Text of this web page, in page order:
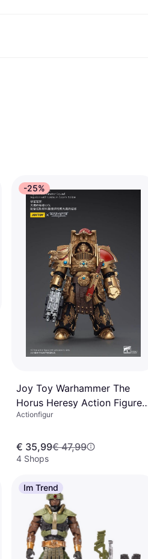
Cashback
vergleiche Preise
& Bau
-25%
Joy Toy Warhammer The
Horus Heresy Action Figure
1/18 Legio Custodes Aquilon
Actionfigur
€ 35,99€ 47,99
4 Shops
Im Trend